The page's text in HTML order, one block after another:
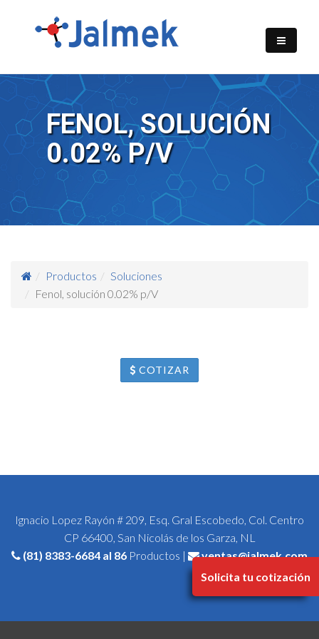
Solicita tu cotización
FENOL, SOLUCIÓN
0.02% P/V
Productos
Soluciones
Fenol, solución 0.02% p/V
COTIZAR
Ignacio Lopez Rayón # 209, Esq. Gral Escobedo, Col. Centro
CP 66400, San Nicolás de los Garza, NL
(81) 8383-6684 al 86 Productos | ventas@jalmek.com